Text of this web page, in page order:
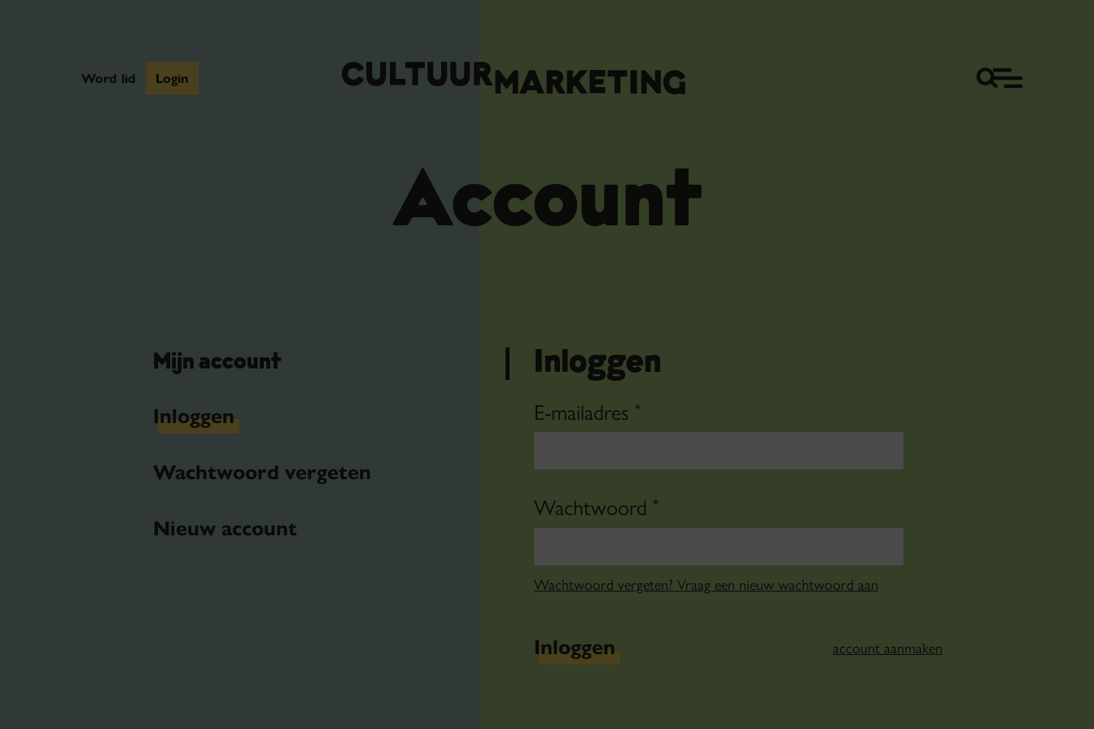
Word lid Login
Account
Mijn account
Inloggen
Wachtwoord vergeten
Nieuw account
Inloggen
E-mailadres *
Wachtwoord *
Wachtwoord vergeten? Vraag een nieuw wachtwoord aan
Inloggen account aanmaken